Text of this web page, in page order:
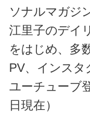
ソナルマガジ
江里子のデイ
をはじめ、多
PV、インスタ
ユーチューブ
日現在）